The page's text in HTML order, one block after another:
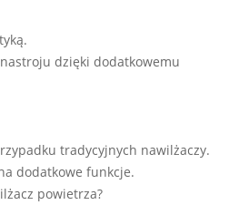
dzięki dodatkowemu
tradycyjnych nawilżaczy.
dodatkowe funkcje.
powietrza?